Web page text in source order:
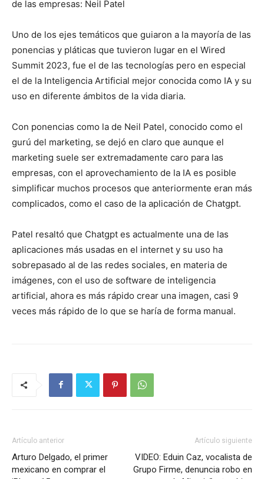
de las empresas: Neil Patel
Uno de los ejes temáticos que guiaron a la mayoría de las
ponencias y pláticas que tuvieron lugar en el Wired
Summit 2023, fue el de las tecnologías pero en especial
el de la Inteligencia Artificial mejor conocida como IA y su
uso en diferente ámbitos de la vida diaria.
Con ponencias como la de Neil Patel, conocido como el
gurú del marketing, se dejó en claro que aunque el
marketing suele ser extremadamente caro para las
empresas, con el aprovechamiento de la IA es posible
simplificar muchos procesos que anteriormente eran más
complicados, como el caso de la aplicación de Chatgpt.
Patel resaltó que Chatgpt es actualmente una de las
aplicaciones más usadas en el internet y su uso ha
sobrepasado al de las redes sociales, en materia de
imágenes, con el uso de software de inteligencia
artificial, ahora es más rápido crear una imagen, casi 9
veces más rápido de lo que se haría de forma manual.
Artículo anterior
Arturo Delgado, el primer
mexicano en comprar el
Artículo siguiente
VIDEO: Eduin Caz, vocalista de
Grupo Firme, denuncia robo en